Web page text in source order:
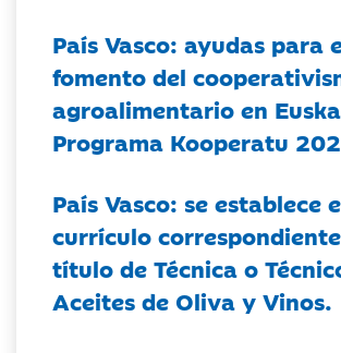
País Vasco: ayudas para
fomento del
agroalimentario en
Programa Kooperatu
País Vasco: se establece
currículo
título de Técnica o
Aceites de Oliva y Vinos.